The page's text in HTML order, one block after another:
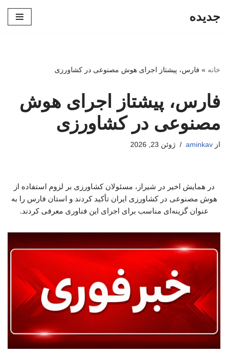
جدیده
خانه » فارس، پیشتاز اجرای هوش مصنوعی در کشاورزی
فارس، پیشتاز اجرای هوش
مصنوعی در کشاورزی
از aminkav ژوئن 23, 2026
در همایش اخیر در شیراز، مسئولان کشاورزی بر لزوم استفاده از
هوش مصنوعی در کشاورزی ایران تأکید کردند و استان فارس را به
عنوان گزینه‌ای مناسب برای اجرای این فناوری معرفی کردند.